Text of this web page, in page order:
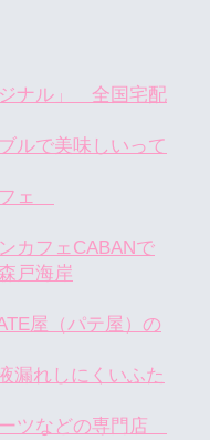
ナル」 全国宅配
ルで美味しいって
フェ
カフェCABANで
戸海岸
屋（パテ屋）の
漏れしにくいふた
ツなどの専門店